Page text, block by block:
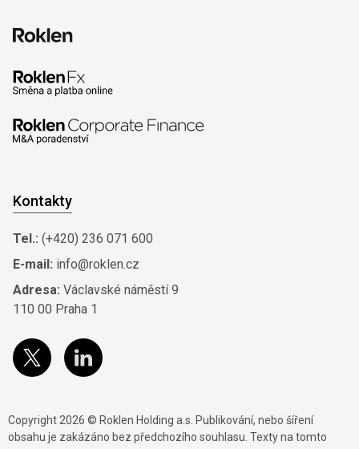
Kontakty
Tel.: (+420) 236 071 600
E-mail: info@roklen.cz
Adresa: Václavské náměstí 9
110 00 Praha 1
Copyright 2026 © Roklen Holding a.s. Publikování, nebo šíření
obsahu je zakázáno bez předchozího souhlasu. Texty na tomto